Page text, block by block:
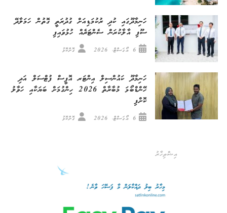
ހަނިމާދޫގައި ކުދި ރުކުމަޑިއަށް ގުދުރަތީ ގޮތުން ހަމަލާދޭ
ސޫފި އާލާކުރަން ސެންޓަރެއް ހުޅުވައިފި
6 އޯގަސްޓް، 2026 ގޮށްކޮޅު
ހަނިމާދޫ ކައުންސިލް އިންޓަރ އޮފީސް ފުޓްސަލް އަދި
ހޭންޑްބޯޅަ މުބާރާތް 2026 ހިންގުމަށް ބަޔަކާއި ހަވާލު
ކޮށްފި
6 އޯގަސްޓް، 2026 ގޮށްކޮޅު
އިޝްތިހާރު